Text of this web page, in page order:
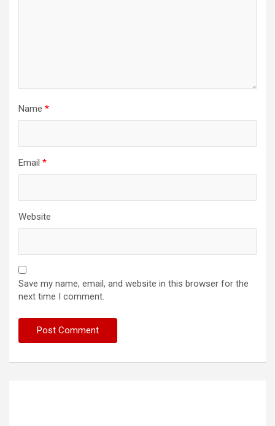
Name *
Email *
Website
Save my name, email, and website in this browser for the
next time I comment.